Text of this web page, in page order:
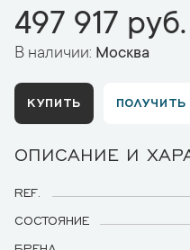
497 917 руб.
В наличии: Москва
КУПИТЬ
ОПИСАНИЕ И
REF.
СОСТОЯНИЕ